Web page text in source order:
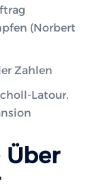
(Norbert
Zahlen
Latour.